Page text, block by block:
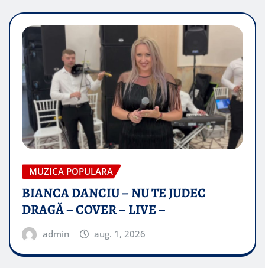
MUZICA POPULARA
BIANCA DANCIU – NU TE JUDEC
DRAGĂ – COVER – LIVE –
admin aug. 1, 2026